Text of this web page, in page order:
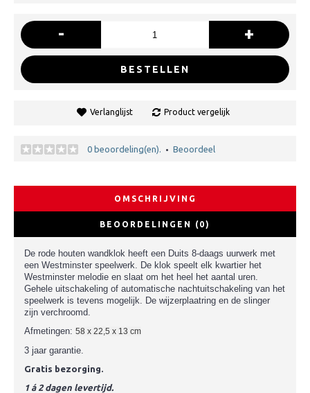
- +
BESTELLEN
Verlanglijst Product vergelijk
0 beoordeling(en). • Beoordeel
OMSCHRIJVING
BEOORDELINGEN (0)
De rode houten wandklok heeft een Duits 8-daags uurwerk met
een Westminster speelwerk. De klok speelt elk kwartier het
Westminster melodie en slaat om het heel het aantal uren.
Gehele uitschakeling of automatische nachtuitschakeling van het
speelwerk is tevens mogelijk. De wijzerplaatring en de slinger
zijn verchroomd.
Afmetingen: 58 x 22,5 x 13 cm
3 jaar garantie.
Gratis bezorging.
1 á 2 dagen levertijd.